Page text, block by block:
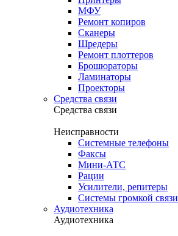
МФУ
Ремонт копиров
Сканеры
Шредеры
Ремонт плоттеров
Брошюраторы
Ламинаторы
Проекторы
Средства связи
Средства связи
Неисправности
Системные телефоны
Факсы
Мини-АТС
Рации
Усилители, репитеры
Системы громкой связи
Аудиотехника
Аудиотехника